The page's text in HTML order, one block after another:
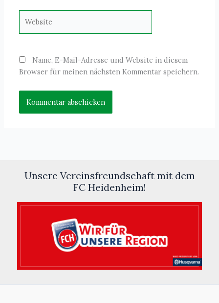
Name, E-Mail-Adresse und Website in diesem
Browser für meinen nächsten Kommentar speichern.
Unsere Vereinsfreundschaft mit dem
FC Heidenheim!